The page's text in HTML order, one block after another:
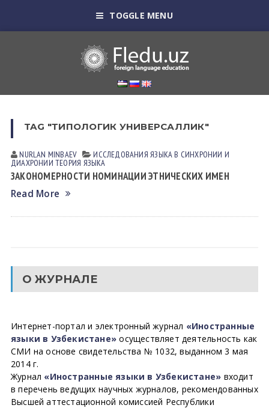
TOGGLE MENU
TAG "ТИПОЛОГИК УНИВЕРСАЛЛИК"
NURLAN MINBАEV ИССЛЕДОВАНИЯ ЯЗЫКА В СИНХРОНИИ И
ДИАХРОНИИ ТЕОРИЯ ЯЗЫКА
ЗАКОНОМЕРНОСТИ НОМИНАЦИИ ЭТНИЧЕСКИХ ИМЕН
Read More
О ЖУРНАЛЕ
Интернет-портал и электронный журнал «Иностранные
языки в Узбекистане» осуществляет деятельность как
СМИ на основе свидетельства № 1032, выданном 3 мая
2014 г.
Журнал «Иностранные языки в Узбекистане» входит
в перечень ведущих научных журналов, рекомендованных
Высшей аттестационной комиссией Республики